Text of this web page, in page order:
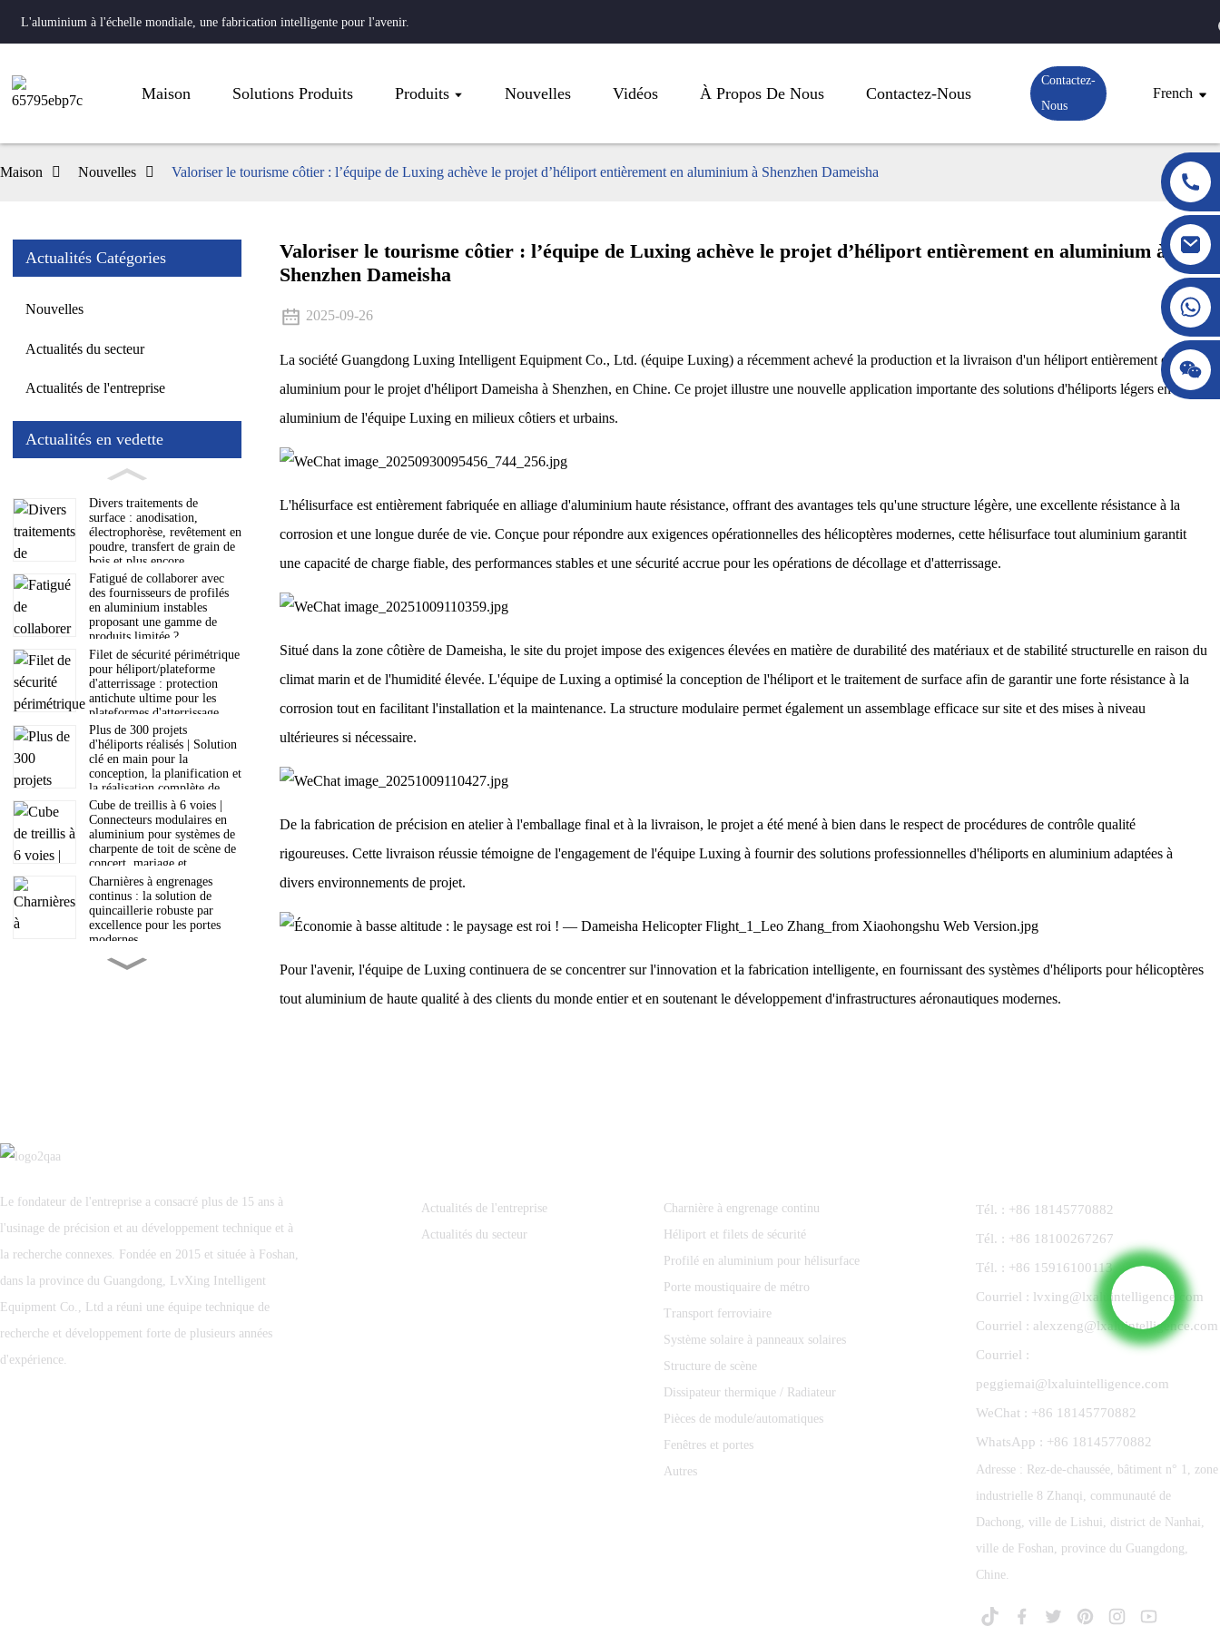
L'aluminium à l'échelle mondiale, une fabrication intelligente pour l'avenir.
Maison Solutions Produits Produits Nouvelles Vidéos À Propos De Nous Contactez-Nous
Contactez-
Nous
French
Maison Nouvelles Valoriser le tourisme côtier : l’équipe de Luxing achève le projet d’héliport entièrement en aluminium à Shenzhen Dameisha
Actualités Catégories
Nouvelles
Actualités du secteur
Actualités de l'entreprise
Actualités en vedette
Divers traitements de
surface : anodisation,
électrophorèse, revêtement en
poudre, transfert de grain de
bois et plus encore
Fatigué de collaborer avec
des fournisseurs de profilés
en aluminium instables
proposant une gamme de
produits limitée ?
Filet de sécurité périmétrique
pour héliport/plateforme
d'atterrissage : protection
antichute ultime pour les
plateformes d'atterrissage
aéronautiques
Plus de 300 projets
d'héliports réalisés | Solution
clé en main pour la
conception, la planification et
la réalisation complète de
votre projet
Cube de treillis à 6 voies |
Connecteurs modulaires en
aluminium pour systèmes de
charpente de toit de scène de
concert, mariage et
exposition
Charnières à engrenages
continus : la solution de
quincaillerie robuste par
excellence pour les portes
modernes
Comprendre le processus
Traversée des montagnes et
des océans, Luxing Marches
Far | Luxing Smart
travers le monde
Valoriser le tourisme côtier : l’équipe de Luxing achève le projet d’héliport entièrement en aluminium à
Shenzhen Dameisha
2025-09-26
La société Guangdong Luxing Intelligent Equipment Co., Ltd. (équipe Luxing) a récemment achevé la production et la livraison d'un héliport entièrement en
aluminium pour le projet d'héliport Dameisha à Shenzhen, en Chine. Ce projet illustre une nouvelle application importante des solutions d'héliports légers en
aluminium de l'équipe Luxing en milieux côtiers et urbains.
L'hélisurface est entièrement fabriquée en alliage d'aluminium haute résistance, offrant des avantages tels qu'une structure légère, une excellente résistance à la
corrosion et une longue durée de vie. Conçue pour répondre aux exigences opérationnelles des hélicoptères modernes, cette hélisurface tout aluminium garantit
une capacité de charge fiable, des performances stables et une sécurité accrue pour les opérations de décollage et d'atterrissage.
Situé dans la zone côtière de Dameisha, le site du projet impose des exigences élevées en matière de durabilité des matériaux et de stabilité structurelle en raison du
climat marin et de l'humidité élevée. L'équipe de Luxing a optimisé la conception de l'héliport et le traitement de surface afin de garantir une forte résistance à la
corrosion tout en facilitant l'installation et la maintenance. La structure modulaire permet également un assemblage efficace sur site et des mises à niveau
ultérieures si nécessaire.
De la fabrication de précision en atelier à l'emballage final et à la livraison, le projet a été mené à bien dans le respect de procédures de contrôle qualité
rigoureuses. Cette livraison réussie témoigne de l'engagement de l'équipe Luxing à fournir des solutions professionnelles d'héliports en aluminium adaptées à
divers environnements de projet.
Pour l'avenir, l'équipe de Luxing continuera de se concentrer sur l'innovation et la fabrication intelligente, en fournissant des systèmes d'héliports pour hélicoptères
tout aluminium de haute qualité à des clients du monde entier et en soutenant le développement d'infrastructures aéronautiques modernes.
Le fondateur de l'entreprise a consacré plus de 15 ans à
l'usinage de précision et au développement technique et à
la recherche connexes. Fondée en 2015 et située à Foshan,
dans la province du Guangdong, LvXing Intelligent
Equipment Co., Ltd a réuni une équipe technique de
recherche et développement forte de plusieurs années
d'expérience.
Actualités de l'entreprise
Actualités du secteur
Charnière à engrenage continu
Héliport et filets de sécurité
Profilé en aluminium pour hélisurface
Porte moustiquaire de métro
Transport ferroviaire
Système solaire à panneaux solaires
Structure de scène
Dissipateur thermique / Radiateur
Pièces de module/automatiques
Fenêtres et portes
Autres
Tél. : +86 18145770882
Tél. : +86 18100267267
Tél. : +86 15916100113
Courriel : lvxing@lxaluintelligence.com
Courriel : alexzeng@lxaluintelligence.com
Courriel :
peggiemai@lxaluintelligence.com
WeChat : +86 18145770882
WhatsApp : +86 18145770882
Adresse : Rez-de-chaussée, bâtiment n° 1, zone
industrielle 8 Zhanqi, communauté de
Dachong, ville de Lishui, district de Nanhai,
ville de Foshan, province du Guangdong,
Chine.